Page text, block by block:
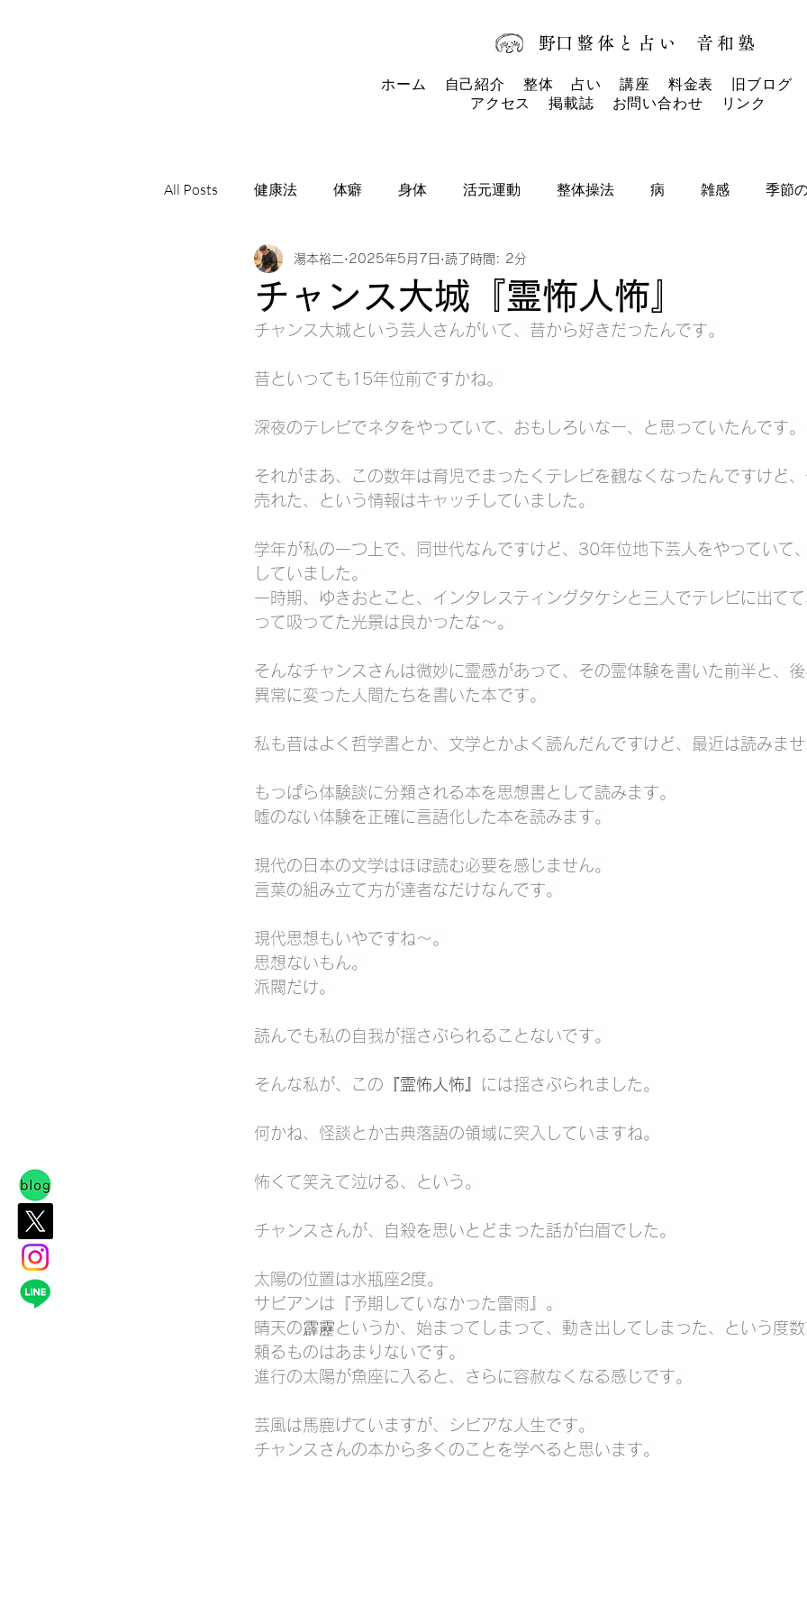
​野口整体と占い 音和塾​
ホーム 自己紹介 整体 占い 講座 料金表
旧ブログ
アクセス
掲載誌 お問い合わせ リンク
All Posts 健康法 体癖 身体 活元運動 整体操法 病 雑感 季節
サビアンシンボル 音楽 タロットカード
チャンス大城『霊怖人怖』
湯本裕二 2025年5月7日 読了時間: 2分
チャンス大城という芸人さんがいて、昔から好きだったんです。
昔といっても15年位前ですかね。
深夜のテレビでネタをやっていて、おもしろいなー、と思っていたんです。
それがまあ、この数年は育児でまったくテレビを観なくなったんですけど
売れた、という情報はキャッチしていました。
学年が私の一つ上で、同世代なんですけど、30年位地下芸人をやっていて
していました。
一時期、ゆきおとこと、インタレスティングタケシと三人でテレビに出て
って吸ってた光景は良かったな～。
そんなチャンスさんは微妙に霊感があって、その霊体験を書いた前半と、
異常に変った人間たちを書いた本です。
私も昔はよく哲学書とか、文学とかよく読んだんですけど、最近は読みま
もっぱら体験談に分類される本を思想書として読みます。
嘘のない体験を正確に言語化した本を読みます。
現代の日本の文学はほぼ読む必要を感じません。
言葉の組み立て方が達者なだけなんです。
現代思想もいやですね～。
思想ないもん。
派閥だけ。
読んでも私の自我が揺さぶられることないです。
そんな私が、この 『霊怖人怖』 には揺さぶられました。
何かね、怪談とか古典落語の領域に突入していますね。
怖くて笑えて泣ける、という。
チャンスさんが、自殺を思いとどまった話が白眉でした。
太陽の位置は水瓶座2度。
サビアンは『予期していなかった雷雨』。
晴天の霹靂というか、始まってしまって、動き出してしまった、という度
頼るものはあまりないです。
進行の太陽が魚座に入ると、さらに容赦なくなる感じです。
芸風は馬鹿げていますが、シビアな人生です。
チャンスさんの本から多くのことを学べると思います。